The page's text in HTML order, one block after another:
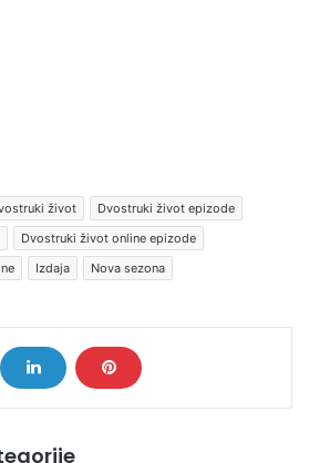
život
Dvostruki život epizode
Dvostruki život online epizode
Izdaja
Nova sezona